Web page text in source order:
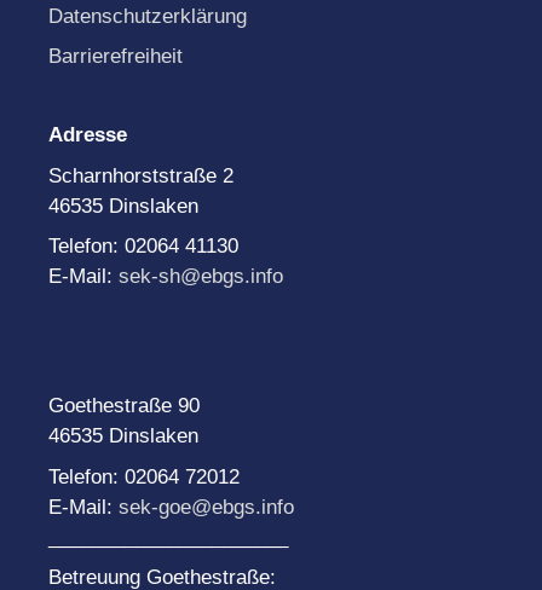
Datenschutzerklärung
Barrierefreiheit
Adresse
Scharnhorststraße 2
46535 Dinslaken
Telefon: 02064 41130
E-Mail: sek-sh@ebgs.info
Goethestraße 90
46535 Dinslaken
Telefon: 02064 72012
E-Mail: sek-goe@ebgs.info
Betreuung Goethestraße: